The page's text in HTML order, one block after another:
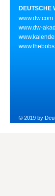
DEUTSCHE
www.dw.com
www.dw-
© 2019 by